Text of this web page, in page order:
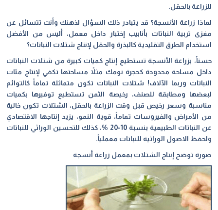
للزراعة بالحقل.
لماذا زراعة الأنسجة؟ قد يتبادر ذلك السؤال لذهنك وأنت تتسائل عن
مغزى تربية النباتات بأنابيب إختبار داخل معمل، أليس من الأفضل
استخدام الطرق التقليدية كالبذرة والحقل لإنتاج شتلات النباتات؟
حسناً، بزراعة الأنسجة تستطيع إنتاج كميات كبيرة من شتلات النباتات
داخل مساحة محدودة كحجرة نومك مثلاً مساحتها تكفي لإنتاج مئات
النباتات وربما الآلاف! شتلات النباتات تكون متماثلة تماماً كالتوائم
لبعضها ومطابقة للصنف، رخيصة الثمن تستطيع توفيرها بكميات
مناسبة وسعر رخيص قبل وقت الزراعة بالحقل، الشتلات تكون خالية
من الأمراض والفيروسات تماماً، قوية النمو، يزيد إنتاجها الاقتصادي
عن النباتات الطبيعية بنسبة 10-20 %، كذلك للتحسين الوراثي للنباتات
ولحفظ الاصول الوراثية للنباتات معملياً.
صورة توضح إنتاج الشتلات بمعمل زراعة أنسجة